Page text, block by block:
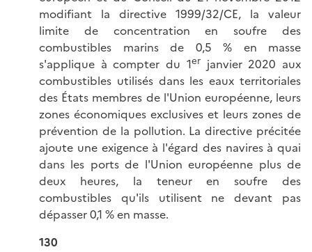
modifiant la directive 1999/32/CE, la valeur
limite de concentration en soufre des
combustibles marins de 0,5 % en masse
s'applique à compter du 1erjanvier 2020 aux
combustibles utilisés dans les eaux territoriales
des États membres de l'Union européenne, leurs
zones économiques exclusives et leurs zones de
prévention de la pollution. La directive précitée
ajoute une exigence à l'égard des navires à quai
dans les ports de l'Union européenne plus de
deux heures, la teneur en soufre des
combustibles qu'ils utilisent ne devant pas
dépasser 0,1 % en masse.
130